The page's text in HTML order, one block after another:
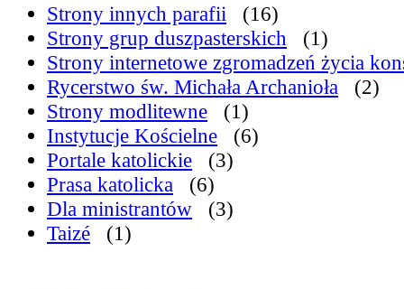
Strony innych parafii
(16)
Strony grup duszpasterskich
(1)
Strony internetowe zgromadzeń życia
Rycerstwo św. Michała Archanioła
(2)
Strony modlitewne
(1)
Instytucje Kościelne
(6)
Portale katolickie
(3)
Prasa katolicka
(6)
Dla ministrantów
(3)
Taizé
(1)